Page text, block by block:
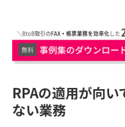
RPAの適用が向
ない業務